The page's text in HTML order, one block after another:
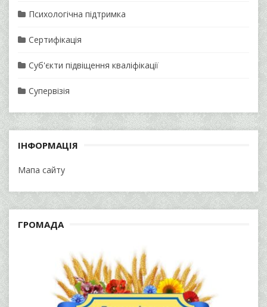
Психологічна підтримка
Сертифікація
Суб'єкти підвіщення кваліфікації
Супервізія
ІНФОРМАЦІЯ
Мапа сайту
ГРОМАДА